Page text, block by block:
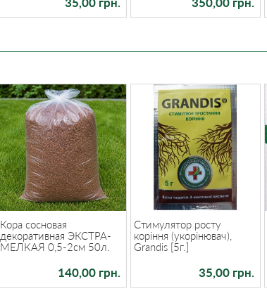
Кора сосновая
декоративная ЭКСТРА-
МЕЛКАЯ 0,5-2см 50л.
140,00 грн.
Стимулятор росту
коріння (укорінювач),
Grandis [5г.]
35,00 грн.